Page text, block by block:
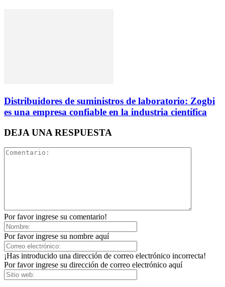
Distribuidores de suministros de laboratorio: Zogbi
es una empresa confiable en la industria científica
DEJA UNA RESPUESTA
Por favor ingrese su comentario!
Por favor ingrese su nombre aquí
¡Has introducido una dirección de correo electrónico incorrecta!
Por favor ingrese su dirección de correo electrónico aquí